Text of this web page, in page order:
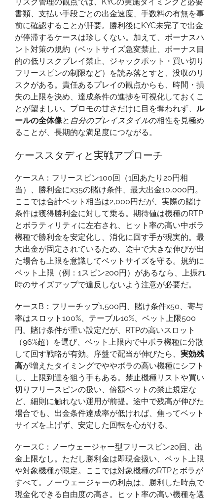
書類、支払い手段ごとの出金速度、手数料の有無を事
前に確認することが肝要。勝利後にKYC未完了で出金
が停滞するケースは珍しくない。加えて、ボーナスハ
ント対策の規約（ベットサイズ急変禁止、ボーナス目
的の低リスクプレイ禁止、ジャックポット・買い切り
フリースピンの制限など）を読み落とすと、没収のリ
スクがある。責任あるプレイの観点からも、時間・損
失の上限を決め、達成条件の進捗を可視化しておくこ
とが望ましい。プロモの甘さだけに目を奪われず、 ル
ールの全体像と 自分のプレイスタイルの相性を見極め
ることが、長期的な満足度につながる。
ケーススタディと実戦アプローチ
ケースA：フリースピン100回（1回あたり20円相
当）、勝利金にx35の賭け条件、最大出金10,000円。
ここでは合計ベット相当は2,000円だが、実際の賭け
条件は獲得勝利金に対して乗る。期待値は機種のRTP
とボラティリティに左右され、ヒット率の高い中ボラ
機種で勝利金を安定化し、消化に回す手が現実的。最
大出金が固定されているため、途中で大きな伸びが出
た場合も上限を意識してベットサイズを守る。規約に
ベット上限（例：1スピン200円）があるなら、上振れ
時のサイズアップで違反しないよう注意が必要だ。
ケースB：フリーチップ1,500円、賭け条件x50、寄与
率はスロット100%、テーブル10%、ベット上限500
円。賭け条件が重い設定だが、RTPの高いスロット
（96%超）を選び、ベット上限内で中ボラ機種に分散
して回す戦略が有効。序盤で配当が伸びたら、 実効残
高が増えたタイミングでややボラの高い機種にシフト
し、上限到達を狙う手もある。禁止機種リストや買い
切りフリースピンの扱い、倍額ベットの禁止規定な
ど、細則に触れない運用が前提。途中で残高が伸びた
場合でも、出金条件達成率が低ければ、焦ってベット
サイズを上げず、安定した回転を心がける。
ケースC：ノーウェージャー型フリースピン20回、出
金上限なし。ただし勝利金は即現金扱い、ベット上限
や対象機種が限定。ここでは対象機種のRTPとボラが
すべて。ノーウェージャーの利点は、勝利した時点で
現金化できる自由度の高さ。ヒット率の高い機種を選